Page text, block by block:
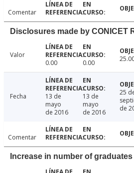
Comentar
Disclosures made by CONICET
Valor
0.00
0.00
Fecha
13 de
mayo
de 2016
13 de
mayo
de 2016
25
de
Comentar
Increase in number of